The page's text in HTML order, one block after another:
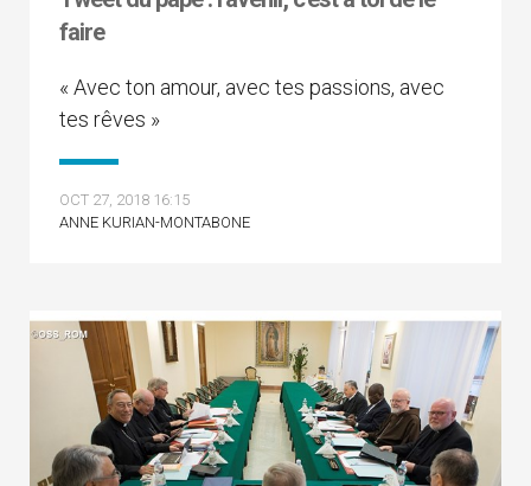
faire
« Avec ton amour, avec tes passions, avec
tes rêves »
OCT 27, 2018 16:15
ANNE KURIAN-MONTABONE